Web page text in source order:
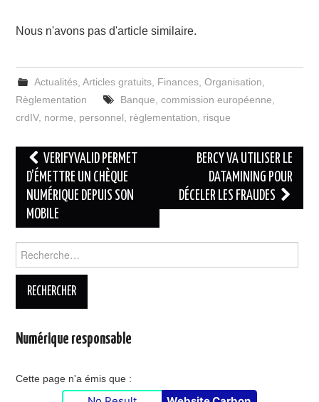
Nous n'avons pas d'article similaire.
Actualités, Articles gratuits, Finances, Organisation,
Règlementation
Banque, commission européenne,
crdIV, norme, personnel, règlementation, risque
Navigation
des
articles
VERIFYVALID PERMET
D’ÉMETTRE UN CHÈQUE
NUMÉRIQUE DEPUIS SON
MOBILE
BERCY VA UTILISER LE
DATAMINING POUR
DÉCELER LES FRAUDES
Rechercher :
Numérique responsable
Cette page n'a émis que :